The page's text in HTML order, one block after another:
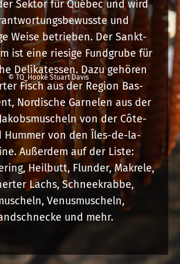
Sektor für Québec und wird
und
Weise betrieben. Der Sankt-
ist eine riesige Fundgrube für
Delikatessen. Dazu gehören
Fisch aus der Region Bas-
Nordische Garnelen aus der
von der Côte-
Hummer von den Îles-de-la-
Außerdem auf der Liste:
Heilbutt, Flunder, Makrele,
Lachs, Schneekrabbe,
Venusmuscheln,
und mehr.
© TQ_Hooké Stuart Davis